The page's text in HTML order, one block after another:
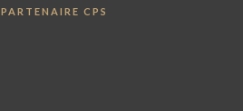
PARTENAIRE CPS